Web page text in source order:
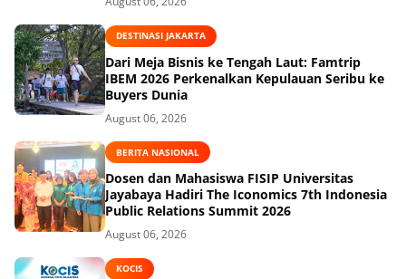
DESTINASI JAKARTA
Dari Meja Bisnis ke Tengah Laut: Famtrip
IBEM 2026 Perkenalkan Kepulauan Seribu ke
Buyers Dunia
August 06, 2026
BERITA NASIONAL
Dosen dan Mahasiswa FISIP Universitas
Jayabaya Hadiri The Iconomics 7th Indonesia
Public Relations Summit 2026
August 06, 2026
KOCIS